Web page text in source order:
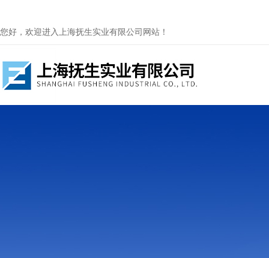
您好，欢迎进入上海抚生实业有限公司网站！